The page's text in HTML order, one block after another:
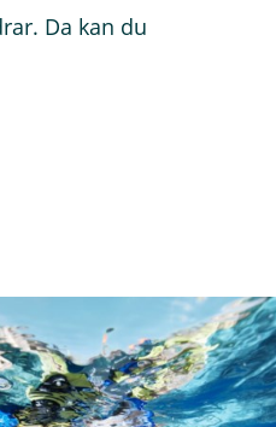
Da kan du